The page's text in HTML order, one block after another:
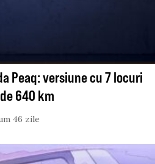
Peaq: versiune cu 7 locuri
640 km
46 zile